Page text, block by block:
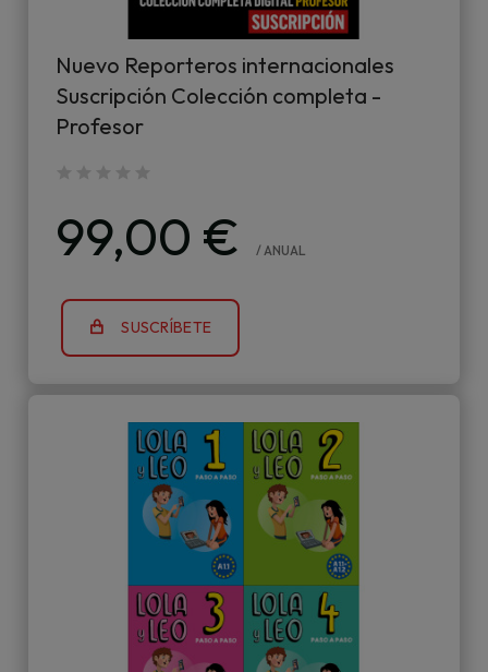
Nuevo Reporteros internacionales
Suscripción Colección completa -
Profesor
99,00 € / ANUAL
SUSCRÍBETE